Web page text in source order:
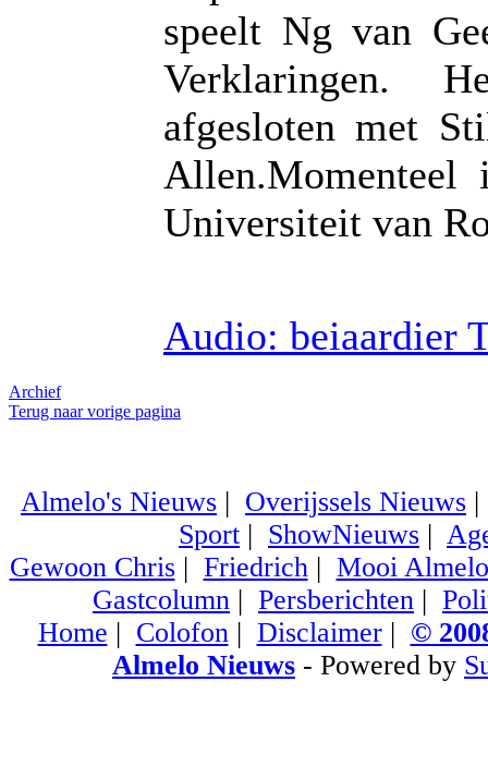
speelt Ng van
Verklaringen.
afgesloten met
Universiteit van
Audio: beiaardier
Archief
Terug naar vorige pagina
Almelo's Nieuws | Overijssels Nieuws
Sport | ShowNieuws |
Gewoon Chris| Friedrich| Mooi Almelo
Gastcolumn | Persberichten |
Home | Colofon| Disclaimer| ©
Almelo Nieuws - Powered by